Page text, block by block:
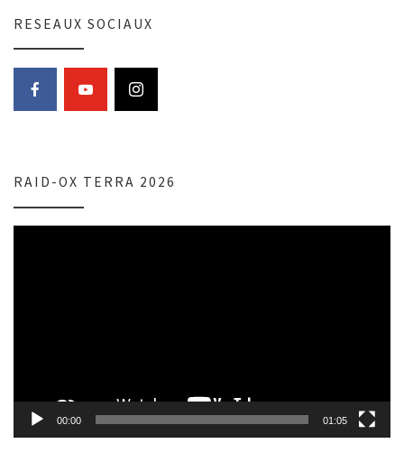
RESEAUX SOCIAUX
RAID-OX TERRA 2026
00:00 01:05